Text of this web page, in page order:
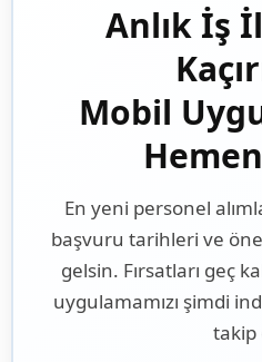
Anlık İş
Mobil
En yeni personel
başvuru tarihleri ve
gelsin. Fırsatları geç
uygulamamızı şimdi
takip